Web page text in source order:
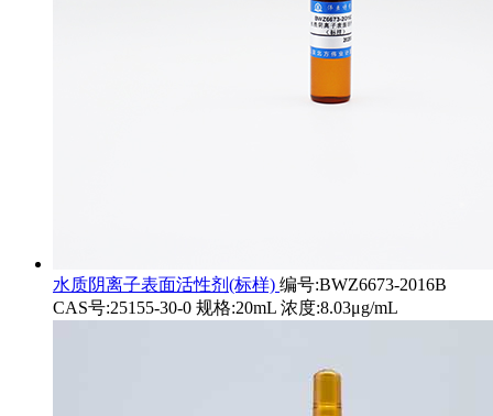
水质阴离子表面活性剂(标样) 编号:BWZ6673-2016B
CAS号:25155-30-0 规格:20mL 浓度:8.03μg/mL